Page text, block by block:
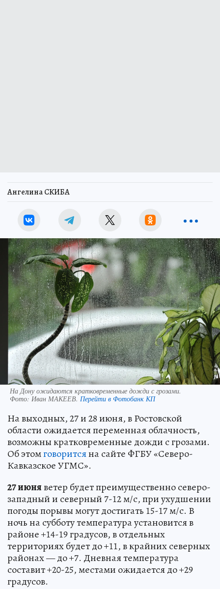
Ангелина СКИБА
На Дону ожидаются кратковременные дожди с грозами.
Фото: Иван МАКЕЕВ. Перейти в Фотобанк КП
На выходных, 27 и 28 июня, в Ростовской
области ожидается переменная облачность,
возможны кратковременные дожди с грозами.
Об этомговоритсяна сайте ФГБУ «Северо-
Кавказское УГМС».
27 июняветер будет преимущественно северо-
западный и северный 7-12 м/с, при ухудшении
погоды порывы могут достигать 15-17 м/с. В
ночь на субботу температура установится в
районе +14-19 градусов, в отдельных
территориях будет до +11, в крайних северных
районах — до +7. Дневная температура
составит +20-25, местами ожидается до +29
градусов.